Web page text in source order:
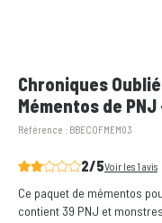
Chroniques
Mémentos de
Référence : BBECOFMEM03
2/5Voir les 1 avis
Ce paquet de mémentos
contient 39 PNJ et